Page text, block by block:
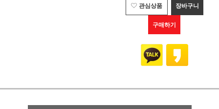
관심상품 장바구니
구매하기